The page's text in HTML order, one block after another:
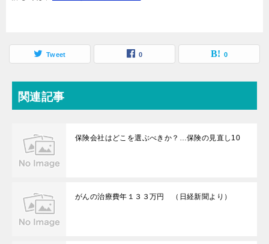
Tweet 0 0
関連記事
保険会社はどこを選ぶべきか？…保険の見直し10
がんの治療費年１３３万円 （日経新聞より）